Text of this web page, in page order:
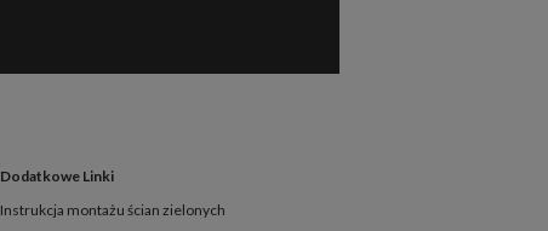
Dodatkowe Linki
Instrukcja montażu ścian zielonych